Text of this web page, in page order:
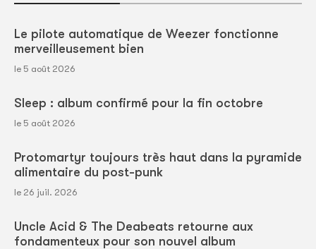
Le pilote automatique de Weezer fonctionne
merveilleusement bien
le 5 août 2026
Sleep : album confirmé pour la fin octobre
le 5 août 2026
Protomartyr toujours très haut dans la pyramide
alimentaire du post-punk
le 26 juil. 2026
Uncle Acid & The Deabeats retourne aux
fondamenteux pour son nouvel album